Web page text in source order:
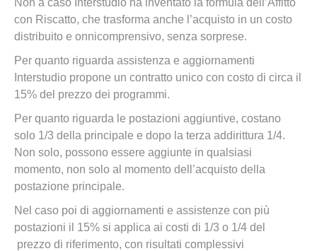
Non a caso Interstudio ha inventato la formula dell’Affitto
con Riscatto, che trasforma anche l’acquisto in un costo
distribuito e onnicomprensivo, senza sorprese.
Per quanto riguarda assistenza e aggiornamenti
Interstudio propone un contratto unico con costo di circa il
15% del prezzo dei programmi.
Per quanto riguarda le postazioni aggiuntive, costano
solo 1/3 della principale e dopo la terza addirittura 1/4.
Non solo, possono essere aggiunte in qualsiasi
momento, non solo al momento dell’acquisto della
postazione principale.
Nel caso poi di aggiornamenti e assistenze con più
postazioni il 15% si applica ai costi di 1/3 o 1/4 del
prezzo di riferimento, con risultati complessivi